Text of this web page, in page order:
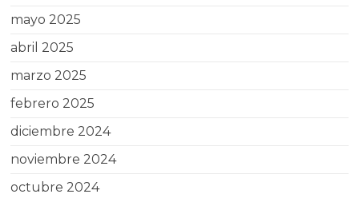
mayo 2025
abril 2025
marzo 2025
febrero 2025
diciembre 2024
noviembre 2024
octubre 2024